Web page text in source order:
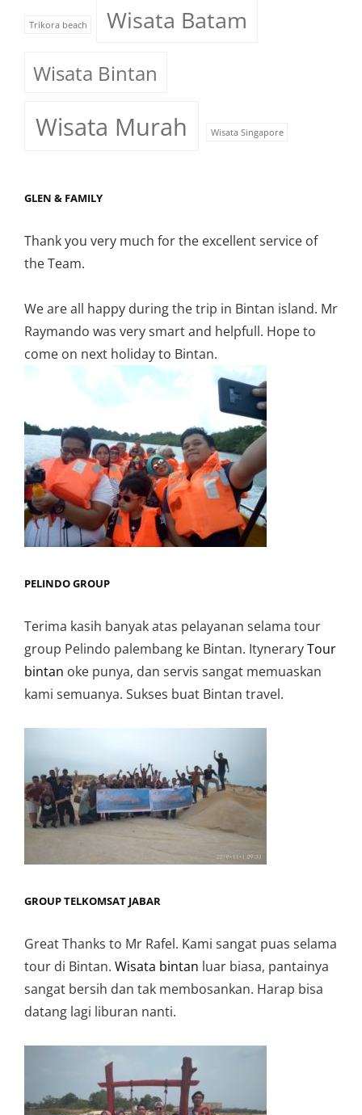
Trikora beach Wisata Batam
Wisata Bintan
Wisata Murah Wisata Singapore
GLEN & FAMILY
Thank you very much for the excellent service of
the Team.
We are all happy during the trip in Bintan island. Mr
Raymando was very smart and helpfull. Hope to
come on next holiday to Bintan.
PELINDO GROUP
Terima kasih banyak atas pelayanan selama tour
group Pelindo palembang ke Bintan. ItyneraryTour
bintan oke punya, dan servis sangat memuaskan
kami semuanya. Sukses buat Bintan travel.
GROUP TELKOMSAT JABAR
Great Thanks to Mr Rafel. Kami sangat puas selama
tour di Bintan. Wisata bintan luar biasa, pantainya
sangat bersih dan tak membosankan. Harap bisa
datang lagi liburan nanti.